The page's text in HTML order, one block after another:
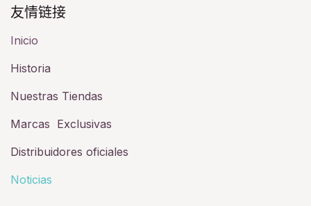
友情链接​
Inicio
Historia​
Nuestras Tiendas
Marcas Exclusivas
Distribuidores oficiales
Noticias